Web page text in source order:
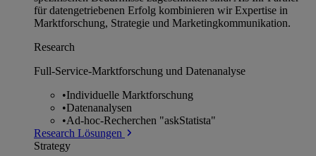
für datengetriebenen Erfolg kombinieren wir Expertise in
Marktforschung, Strategie und Marketingkommunikation.
Research
Full-Service-Marktforschung und Datenanalyse
•Individuelle Marktforschung
•Datenanalysen
•Ad-hoc-Recherchen "askStatista"
Research Lösungen
Strategy